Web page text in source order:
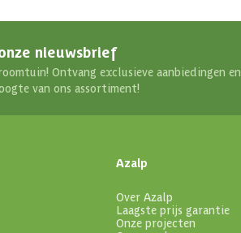
nieuwsbrief
Ontvang exclusieve aanbiedingen en
van ons assortiment!
Azalp
Over Azalp
Laagste prijs garantie
Onze projecten